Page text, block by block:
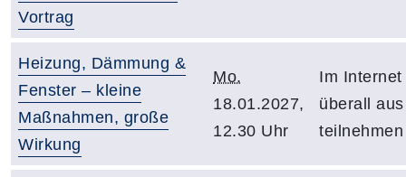
Vortrag
Heizung, Dämmung &
Fenster – kleine
Maßnahmen, große
Wirkung
Mo.
18.01.2027,
12.30 Uhr
Im Internet
überall aus
teilnehmen